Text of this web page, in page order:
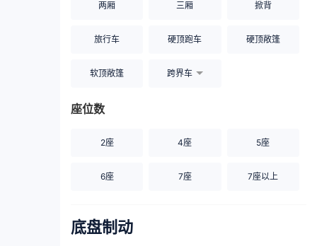
两厢 三厢 掀背
旅行车 硬顶跑车 硬顶敞篷
软顶敞篷 跨界车
座位数
2座 4座 5座
6座 7座 7座以上
底盘制动